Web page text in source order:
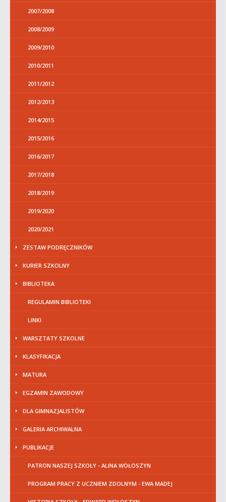
2007/2008
2008/2009
2009/2010
2010/2011
2011/2012
2012/2013
2014/2015
2015/2016
2016/2017
2017/2018
2018/2019
2019/2020
2020/2021
ZESTAW PODRĘCZNIKÓW
KURIER SZKOLNY
BIBLIOTEKA
REGULAMIN BIBLIOTEKI
LINKI
WARSZTATY SZKOLNE
KLASYFIKACJA
MATURA
EGZAMIN ZAWODOWY
DLA GIMNAZJALISTÓW
GALERIA ARCHIWALNA
PUBLIKACJE
PATRON NASZEJ SZKOŁY - ALINA WOŁOSZYN
PROGRAM PRACY Z UCZNIEM ZDOLNYM - EWA MADEJ